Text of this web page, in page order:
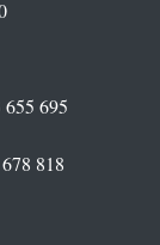
655 695
818